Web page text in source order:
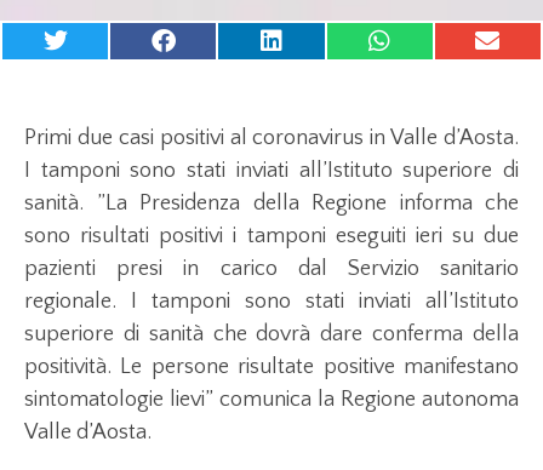
Primi due casi positivi al coronavirus in Valle d’Aosta.
I tamponi sono stati inviati all’Istituto superiore di
sanità. ”La Presidenza della Regione informa che
sono risultati positivi i tamponi eseguiti ieri su due
pazienti presi in carico dal Servizio sanitario
regionale. I tamponi sono stati inviati all’Istituto
superiore di sanità che dovrà dare conferma della
positività. Le persone risultate positive manifestano
sintomatologie lievi” comunica la Regione autonoma
Valle d’Aosta.